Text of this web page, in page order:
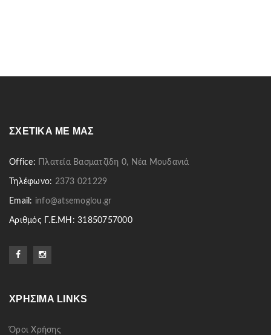
ΣΧΕΤΙΚΆ ΜΕ ΜΑΣ
Office: Πλατεία Βασματζίδη 0, Νέα Μουδανιά
Τηλέφωνο: 2373 021229
Email: info@atsemoglou.gr
Αριθμός Γ.Ε.ΜΗ: 31850757000
ΧΡΉΣΙΜΑ LINKS
Όροι Χρήσης